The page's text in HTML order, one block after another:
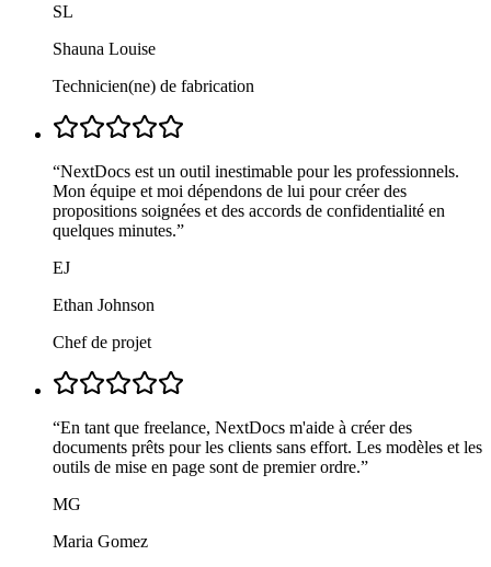
SL
Shauna Louise
Technicien(ne) de fabrication
“NextDocs est un outil inestimable pour les professionnels.
Mon équipe et moi dépendons de lui pour créer des
propositions soignées et des accords de confidentialité en
quelques minutes.”
EJ
Ethan Johnson
Chef de projet
“En tant que freelance, NextDocs m'aide à créer des
documents prêts pour les clients sans effort. Les modèles et les
outils de mise en page sont de premier ordre.”
MG
Maria Gomez